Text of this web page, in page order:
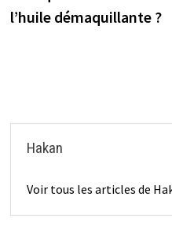
l’huile démaquillante ?
Hakan
Voir tous les articles de